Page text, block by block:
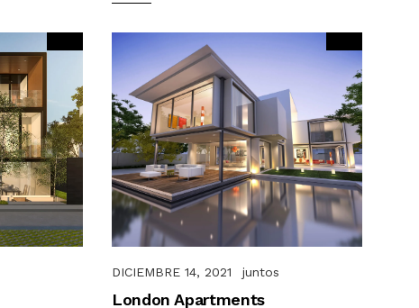
DICIEMBRE 14, 2021 juntos
London Apartments